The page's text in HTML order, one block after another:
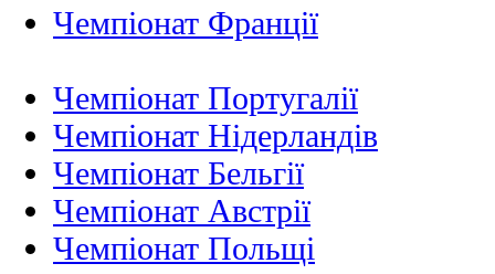
Чемпіонат Франції
Чемпіонат Португалії
Чемпіонат Нідерландiв
Чемпіонат Бельгії
Чемпіонат Австрії
Чемпіонат Польщі